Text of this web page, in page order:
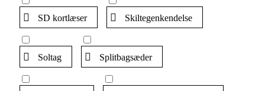
SD kortlæser Skiltegenkendelse
Soltag Splitbagsæder